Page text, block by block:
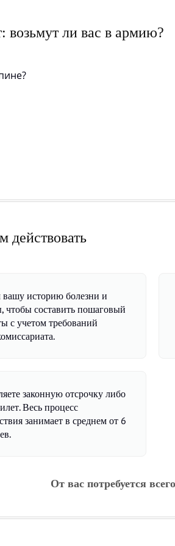
возьмут ли вас в армию?
действовать
вашу историю болезни и
чтобы составить пошаговый
с учетом требований
законную отсрочку либо
Весь процесс
занимает в среднем от 6
От вас потребуется